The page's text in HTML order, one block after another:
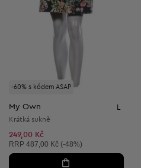
-60% s kódem ASAP
My Own L
Krátká sukně
249,00 Kč
Doporučená cena:
RRP 487,00 Kč (-48%)